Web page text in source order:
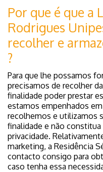
Por que é que a
Rodrigues
recolher e
?
Para que lhe possamos
precisamos de recolher
finalidade poder prestar
estamos empenhados
recolhemos e utilizamos
finalidade e não constitua
privacidade.
marketing, a Residência
contacto consigo para
caso tenha essa